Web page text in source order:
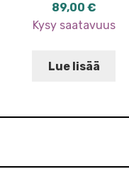
89,00 €
Kysy saatavuus
Lue lisää